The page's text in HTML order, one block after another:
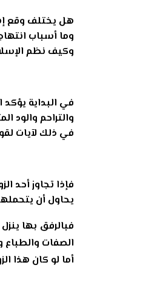
هل يختلف وقع
وما أسباب
وكيف نظم
في البداية يؤكد
والتراحم والود
في ذلك لآيات لقوم
فإذا تجاوز أحد
يحاول أن
فبالرفق بها
الصفات والطباع
أما لو كان هذا